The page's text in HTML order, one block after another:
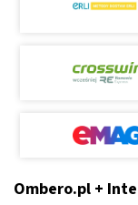
Ombero.pl +